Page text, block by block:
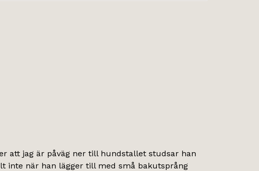
att jag är påväg ner till hundstallet studsar han
inte när han lägger till med små bakutsprång